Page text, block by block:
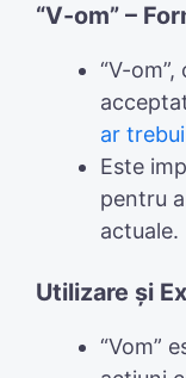
“V-om” –
“V-
ar trebui
Este
pentru
actuale.
Utilizare și
“Vom”